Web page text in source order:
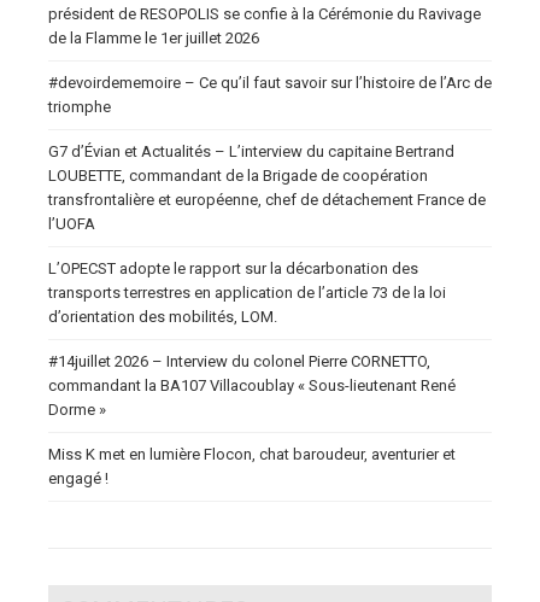
président de RESOPOLIS se confie à la Cérémonie du Ravivage
de la Flamme le 1er juillet 2026
#devoirdememoire – Ce qu’il faut savoir sur l’histoire de l’Arc de
triomphe
G7 d’Évian et Actualités – L’interview du capitaine Bertrand
LOUBETTE, commandant de la Brigade de coopération
transfrontalière et européenne, chef de détachement France de
l’UOFA
L’OPECST adopte le rapport sur la décarbonation des
transports terrestres en application de l’article 73 de la loi
d’orientation des mobilités, LOM.
#14juillet 2026 – Interview du colonel Pierre CORNETTO,
commandant la BA107 Villacoublay « Sous-lieutenant René
Dorme »
Miss K met en lumière Flocon, chat baroudeur, aventurier et
engagé !